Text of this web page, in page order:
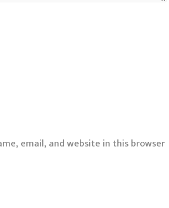
email, and website in this browser